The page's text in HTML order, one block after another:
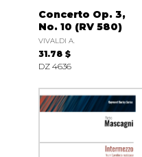
Concerto Op. 3,
No. 10 (RV 580)
VIVALDI A.
31.78 $
DZ 4636